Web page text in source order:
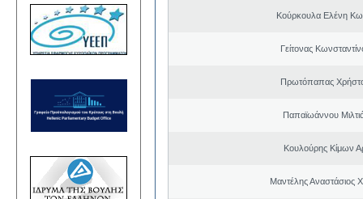
Κούρκουλα Ελένη
Γείτονας
Πρωτόπαπας
Παπαϊωάννου
Κουλούρης Κίμων
Μαντέλης Αναστάσιος